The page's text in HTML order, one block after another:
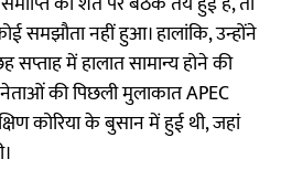
समझौता नहीं हुआ। हालांकि, उन्होंने
में हालात सामान्य होने की
नेताओं की पिछली मुलाकात APEC
कोरिया के बुसान में हुई थी, जहां